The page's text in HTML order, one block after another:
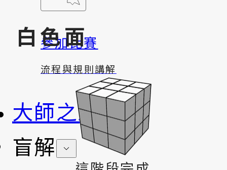
參加比賽
流程與規則講解
大師之路
盲解
白色面